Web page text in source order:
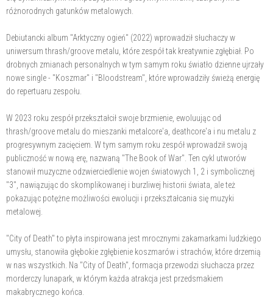
różnorodnych gatunków metalowych.
Debiutancki album "Arktyczny ogień" (2022) wprowadził słuchaczy w
uniwersum thrash/groove metalu, które zespół tak kreatywnie zgłębiał. Po
drobnych zmianach personalnych w tym samym roku światło dzienne ujrzały
nowe single - "Koszmar" i "Bloodstream", które wprowadziły świeżą energię
do repertuaru zespołu.
W 2023 roku zespół przekształcił swoje brzmienie, ewoluując od
thrash/groove metalu do mieszanki metalcore'a, deathcore'a i nu metalu z
progresywnym zacięciem. W tym samym roku zespół wprowadził swoją
publiczność w nową erę, nazwaną "The Book of War". Ten cykl utworów
stanowił muzyczne odzwierciedlenie wojen światowych 1, 2 i symbolicznej
"3", nawiązując do skomplikowanej i burzliwej historii świata, ale też
pokazując potężne możliwości ewolucji i przekształcania się muzyki
metalowej.
"City of Death" to płyta inspirowana jest mrocznymi zakamarkami ludzkiego
umysłu, stanowiła głębokie zgłębienie koszmarów i strachów, które drzemią
w nas wszystkich. Na "City of Death", formacja przewodzi słuchacza przez
morderczy lunapark, w którym każda atrakcja jest przedsmakiem
makabrycznego końca.